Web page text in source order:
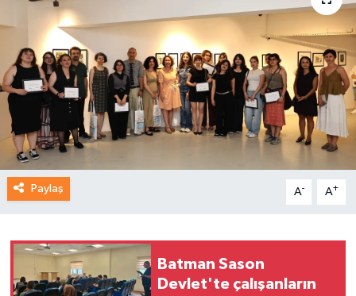
Paylaş A- A+
Batman Sason
Devlet'te çalışanların